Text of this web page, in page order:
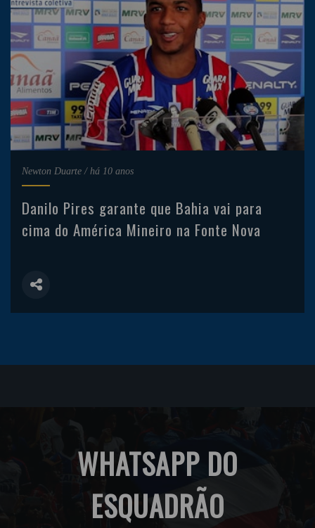
Newton Duarte / há 10 anos
Danilo Pires garante que Bahia vai para
cima do América Mineiro na Fonte Nova
WHATSAPP DO
ESQUADRÃO